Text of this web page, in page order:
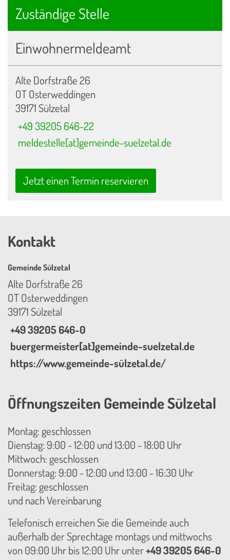
Zuständige Stelle
Einwohnermeldeamt
Alte Dorfstraße 26
OT Osterweddingen
39171 Sülzetal
+49 39205 646-22
meldestelle[at]gemeinde-suelzetal.de
Jetzt einen Termin reservieren
Kontakt
Gemeinde Sülzetal
Alte Dorfstraße 26
OT Osterweddingen
39171 Sülzetal
+49 39205 646-0
buergermeister[at]gemeinde-suelzetal.de
https://www.gemeinde-sülzetal.de/
Öffnungszeiten Gemeinde Sülzetal
Montag: geschlossen
Dienstag: 9:00 - 12:00 und 13:00 - 18:00 Uhr
Mittwoch: geschlossen
Donnerstag: 9:00 - 12:00 und 13:00 - 16:30 Uhr
Freitag: geschlossen
und nach Vereinbarung
Telefonisch erreichen Sie die Gemeinde auch
außerhalb der Sprechtage montags und mittwochs
von 09:00 Uhr bis 12:00 Uhr unter+49 39205 646-0